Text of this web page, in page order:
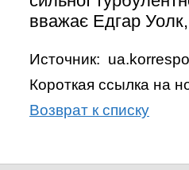
вважає Едгар
Источник:
Короткая ссылка на
Возврат к списку